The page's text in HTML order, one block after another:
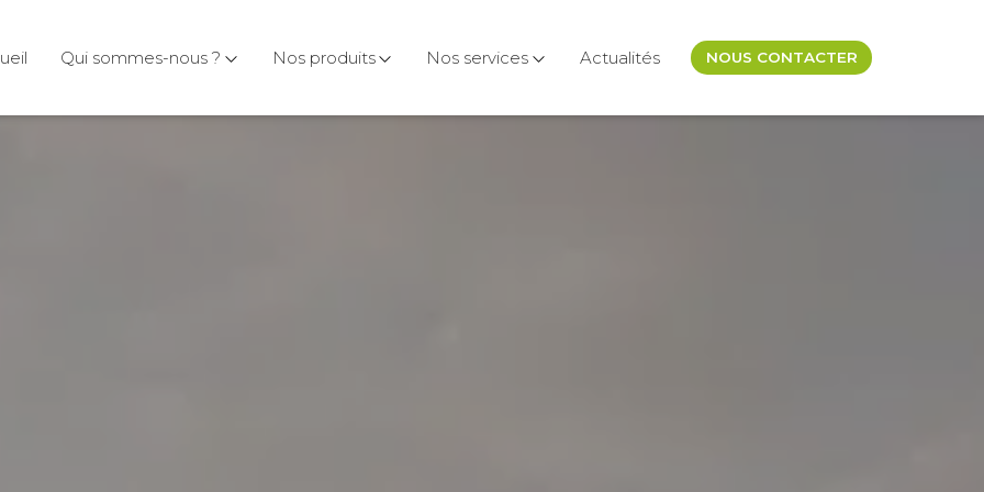
Qui sommes-nous ? Nos produits Nos services Actualités NOUS CONTACTER